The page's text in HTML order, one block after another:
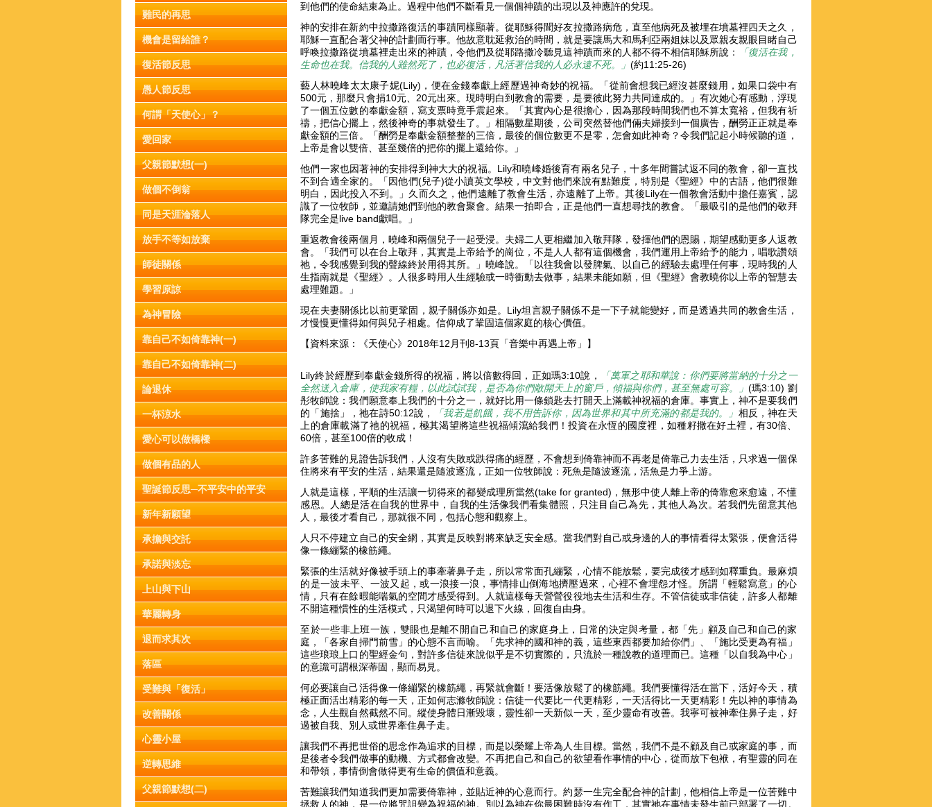
難民的再思
機會是留給誰？
復活節反思
愚人節反思
何謂「天使心」？
愛回家
父親節默想(一)
做個不倒翁
同是天涯淪落人
放手不等如放棄
師徒關係
學習原諒
為神冒險
靠自己不如倚靠神(一)
靠自己不如倚靠神(二)
論退休
一杯涼水
愛心可以做橋樑
做個有品的人
聖誕節反思─不平安中的平安
新年新願望
承擔與交託
承諾與淡忘
上山與下山
華麗轉身
退而求其次
落區
受難與「復活」
改善關係
心靈小屋
逆轉思維
父親節默想(二)
到他們的使命結束為止。過程中他們不斷看見一個個神蹟的出現以及神應許的兌現。
神的安排在新約中拉撒路復活的事蹟同樣顯著。從耶穌得聞好友拉撒路病危，直至他病死及被埋在墳墓裡四天之久，
耶穌一直配合著父神的計劃而行事。他故意耽延救治的時間，就是要讓馬大和馬利亞兩姐妹以及眾親友親眼目睹自己
呼喚拉撒路從墳墓裡走出來的神蹟，令他們及從耶路撒冷聽見這神蹟而來的人都不得不相信耶穌所說：
「復活在我，
生命也在我。信我的人雖然死了，也必復活，凡活著信我的人必永遠不死。」(約11:25-26)
藝人林曉峰太太康子妮(Lily)，便在金錢奉獻上經歷過神奇妙的祝福。「從前會想我已經沒甚麼錢用，如果口袋中有
500元，那麼只會捐10元、20元出來。現時明白到教會的需要，是要彼此努力共同達成的。」有次她心有感動，浮現
了一個五位數的奉獻金額，寫支票時竟手震起來。「其實內心是很擔心，因為那段時間我們也不算太寬裕，但我有祈
禱，把信心擺上，然後神奇的事就發生了。」相隔數星期後，公司突然替他們倆夫婦接到一個廣告，酬勞正正就是奉
獻金額的三倍。「酬勞是奉獻金額整整的三倍，最後的個位數更不是零，怎會如此神奇？令我們記起小時候聽的道，
上帝是會以雙倍、甚至幾倍的把你的擺上還給你。」
他們一家也因著神的安排得到神大大的祝福。Lily和曉峰婚後育有兩名兒子，十多年間嘗試返不同的教會，卻一直找
不到合適全家的。「因他們(兒子)從小讀英文學校，中文對他們來說有點難度，特別是《聖經》中的古語，他們很難
明白，因此投入不到。」久而久之，他們遠離了教會生活，亦遠離了上帝。其後Lily在一個教會活動中擔任嘉賓，認
識了一位牧師，並邀請她們到他的教會聚會。結果一拍即合，正是他們一直想尋找的教會。「最吸引的是他們的敬拜
隊完全是live band獻唱。」
重返教會後兩個月，曉峰和兩個兒子一起受浸。夫婦二人更相繼加入敬拜隊，發揮他們的恩賜，期望感動更多人返教
會。「我們可以在台上敬拜，其實是上帝給予的崗位，不是人人都有這個機會，我們運用上帝給予的能力，唱歌讚頌
祂，令我感覺到我的聲線終於用得其所。」曉峰說。「以往我會以發脾氣、以自己的經驗去處理任何事，現時我的人
生指南就是《聖經》。人很多時用人生經驗或一時衝動去做事，結果未能如願，但《聖經》會教曉你以上帝的智慧去
處理難題。」
現在夫妻關係比以前更鞏固，親子關係亦如是。Lily坦言親子關係不是一下子就能變好，而是透過共同的教會生活，
才慢慢更懂得如何與兒子相處。信仰成了鞏固這個家庭的核心價值。
【資料來源：《天使心》2018年12月刊8-13頁「音樂中再遇上帝」】
Lily終於經歷到奉獻金錢所得的祝福，將以倍數得回，正如瑪3:10說，
「萬軍之耶和華說：你們要將當納的十分之一
全然送入倉庫，使我家有糧，以此試試我，是否為你們敞開天上的窗戶，傾福與你們，甚至無處可容。」(瑪3:10) 劉
彤牧師說：我們願意奉上我們的十分之一，就好比用一條鎖匙去打開天上滿載神祝福的倉庫。事實上，神不是要我們
的「施捨」，祂在詩50:12說，
「我若是飢餓，我不用告訴你，因為世界和其中所充滿的都是我的。」 相反，神在天
上的倉庫載滿了祂的祝福，極其渴望將這些祝福傾瀉給我們！投資在永恆的國度裡，如種籽撒在好土裡，有30倍、
60倍，甚至100倍的收成！
許多苦難的見證告訴我們，人沒有失敗或跌得痛的經歷，不會想到倚靠神而不再老是倚靠己力去生活，只求過一個保
住將來有平安的生活，結果還是隨波逐流，正如一位牧師說：死魚是隨波逐流，活魚是力爭上游。
人就是這樣，平順的生活讓一切得來的都變成理所當然(take for granted)，無形中使人離上帝的倚靠愈來愈遠，不懂
感恩。人總是活在自我的世界中，自我的生活像我們看集體照，只注目自己為先，其他人為次。若我們先留意其他
人，最後才看自己，那就很不同，包括心態和觀察上。
人只不停建立自己的安全網，其實是反映對將來缺乏安全感。當我們對自己或身邊的人的事情看得太緊張，便會活得
像一條繃緊的橡筋繩。
緊張的生活就好像被手頭上的事牽著鼻子走，所以常常面孔繃緊，心情不能放鬆，要完成後才感到如釋重負。最麻煩
的是一波未平、一波又起，或一浪接一浪，事情排山倒海地擠壓過來，心裡不會埋怨才怪。所謂「輕鬆寫意」的心
情，只有在餘暇能喘氣的空間才感受得到。人就這樣每天營營役役地去生活和生存。不管信徒或非信徒，許多人都離
不開這種慣性的生活模式，只渴望何時可以退下火線，回復自由身。
至於一些非上班一族，雙眼也是離不開自己和自己的家庭身上，日常的決定與考量，都「先」顧及自己和自己的家
庭，「各家自掃門前雪」的心態不言而喻。「先求神的國和神的義，這些東西都要加給你們」、「施比受更為有福」
這些琅琅上口的聖經金句，對許多信徒來說似乎是不切實際的，只流於一種說教的道理而已。這種「以自我為中心」
的意識可謂根深蒂固，顯而易見。
何必要讓自己活得像一條繃緊的橡筋繩，再緊就會斷！要活像放鬆了的橡筋繩。我們要懂得活在當下，活好今天，積
極正面活出精彩的每一天，正如何志滌牧師說：信徒一代要比一代更精彩，一天活得比一天更精彩！先以神的事情為
念，人生觀自然截然不同。縱使身體日漸毀壞，靈性卻一天新似一天，至少靈命有改善。我寧可被神牽住鼻子走，好
過被自我、別人或世界牽住鼻子走。
讓我們不再把世俗的思念作為追求的目標，而是以榮耀上帝為人生目標。當然，我們不是不顧及自己或家庭的事，而
是後者令我們做事的動機、方式都會改變。不再把自己和自己的欲望看作事情的中心，從而放下包袱，有聖靈的同在
和帶領，事情倒會做得更有生命的價值和意義。
苦難讓我們知道我們更加需要倚靠神，並貼近神的心意而行。約瑟一生完全配合神的計劃，他相信上帝是一位苦難中
拯救人的神，是一位將咒詛變為祝福的神。別以為神在你最困難時沒有作工，其實祂在事情未發生前已部署了一切。